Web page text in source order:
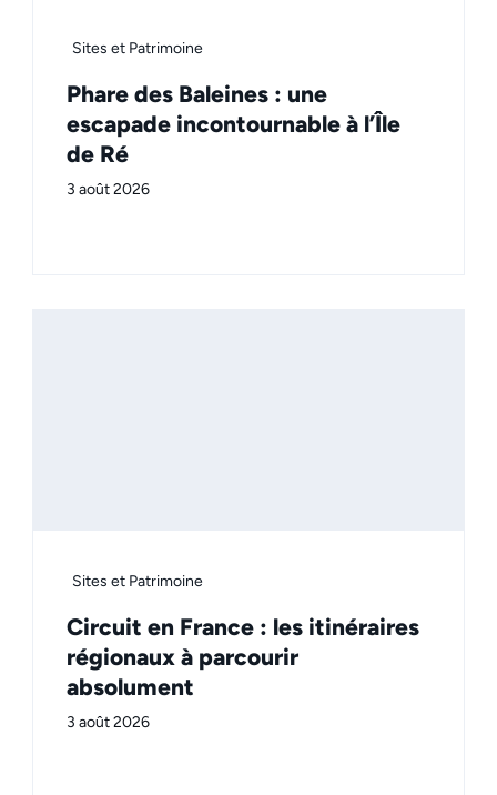
Sites et Patrimoine
Phare des Baleines : une
escapade incontournable à l’Île
de Ré
3 août 2026
Sites et Patrimoine
Circuit en France : les itinéraires
régionaux à parcourir
absolument
3 août 2026